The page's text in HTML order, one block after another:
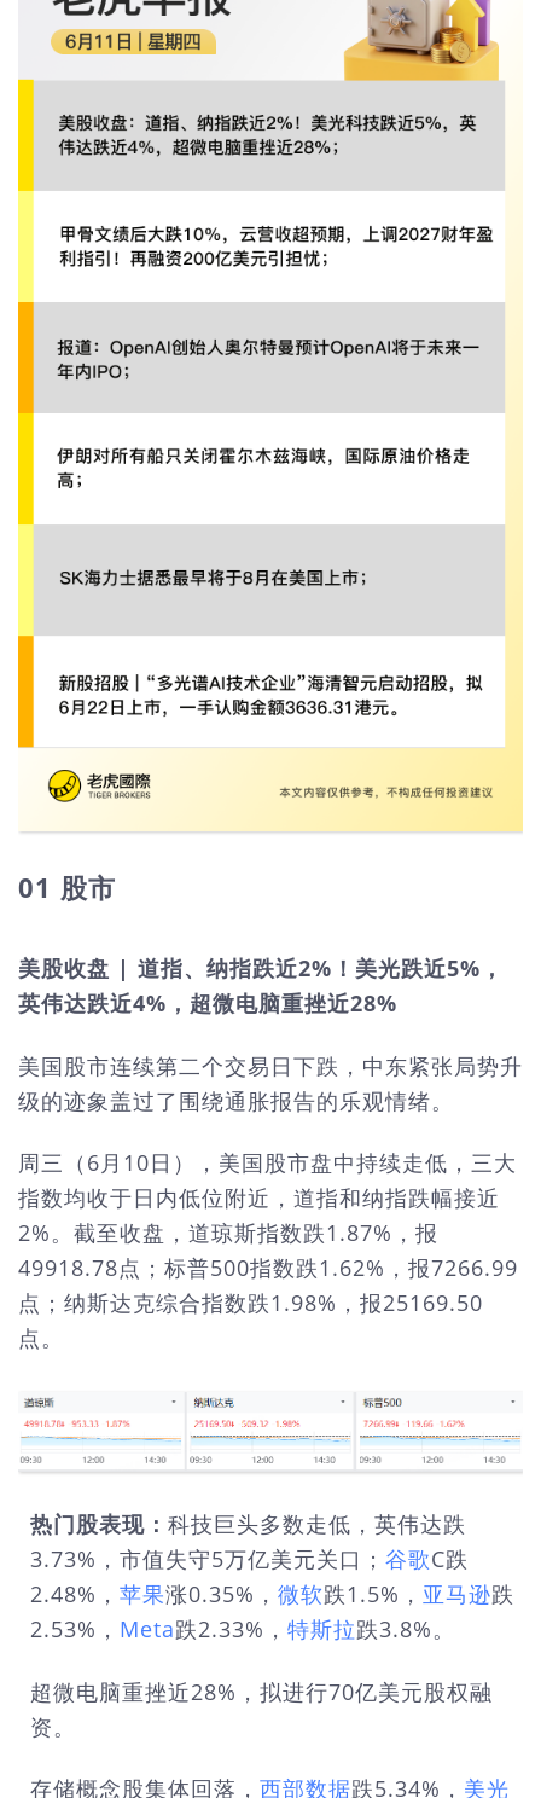
01 股市
美股收盘 | 道指、纳指跌近2%！美光跌近5%，
英伟达跌近4%，超微电脑重挫近28%
美国股市连续第二个交易日下跌，中东紧张局势升
级的迹象盖过了围绕通胀报告的乐观情绪。
周三（6月10日），美国股市盘中持续走低，三大
指数均收于日内低位附近，道指和纳指跌幅接近
2%。截至收盘，道琼斯指数跌1.87%，报
49918.78点；标普500指数跌1.62%，报7266.99
点；纳斯达克综合指数跌1.98%，报25169.50
点。
热门股表现： 科技巨头多数走低，英伟达跌
3.73%，市值失守5万亿美元关口； 谷歌C跌
2.48%， 苹果涨0.35%， 微软跌1.5%， 亚马逊跌
2.53%， Meta跌2.33%， 特斯拉跌3.8%。
超微电脑重挫近28%，拟进行70亿美元股权融
资。
存储概念股集体回落， 西部数据跌5.34%， 美光